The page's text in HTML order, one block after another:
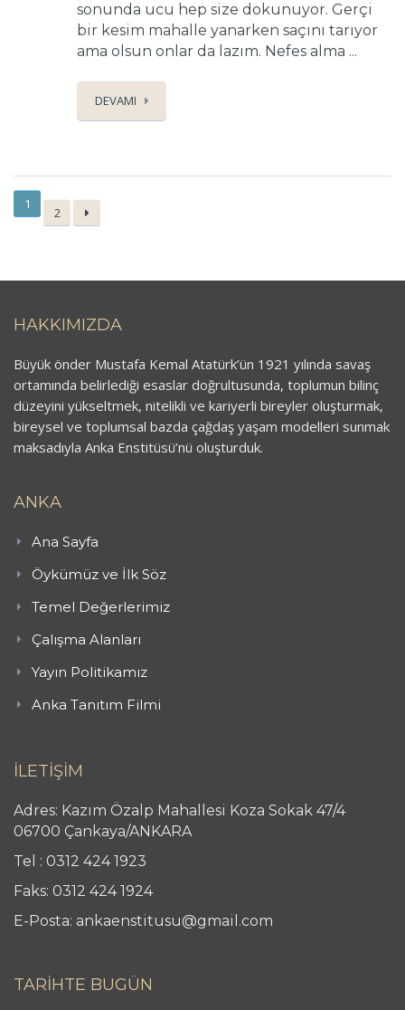
sonunda ucu hep size dokunuyor. Gerçi
bir kesim mahalle yanarken saçını tarıyor
ama olsun onlar da lazım. Nefes alma ...
DEVAMI
1
2
HAKKIMIZDA
Büyük önder Mustafa Kemal Atatürk’ün 1921 yılında savaş
ortamında belirlediği esaslar doğrultusunda, toplumun bilinç
düzeyini yükseltmek, nitelikli ve kariyerli bireyler oluşturmak,
bireysel ve toplumsal bazda çağdaş yaşam modelleri sunmak
maksadıyla Anka Enstitüsü’nü oluşturduk.
ANKA
Ana Sayfa
Öykümüz ve İlk Söz
Temel Değerlerimiz
Çalışma Alanları
Yayın Politikamız
Anka Tanıtım Filmi
İLETİŞİM
Adres: Kazım Özalp Mahallesi Koza Sokak 47/4
06700 Çankaya/ANKARA
Tel : 0312 424 1923
Faks: 0312 424 1924
E-Posta: ankaenstitusu@gmail.com
TARİHTE BUGÜN